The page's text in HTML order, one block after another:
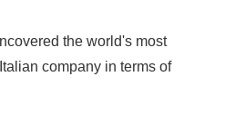
the world's most
company in terms of